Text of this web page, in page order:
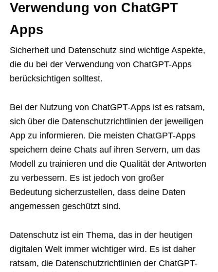
Verwendung von ChatGPT
Apps
Sicherheit und Datenschutz sind wichtige Aspekte,
die du bei der Verwendung von ChatGPT-Apps
berücksichtigen solltest.
Bei der Nutzung von ChatGPT-Apps ist es ratsam,
sich über die Datenschutzrichtlinien der jeweiligen
App zu informieren. Die meisten ChatGPT-Apps
speichern deine Chats auf ihren Servern, um das
Modell zu trainieren und die Qualität der Antworten
zu verbessern. Es ist jedoch von großer
Bedeutung sicherzustellen, dass deine Daten
angemessen geschützt sind.
Datenschutz ist ein Thema, das in der heutigen
digitalen Welt immer wichtiger wird. Es ist daher
ratsam, die Datenschutzrichtlinien der ChatGPT-